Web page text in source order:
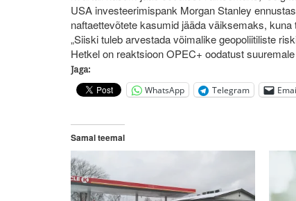
USA investeerimispank Morgan Stanley
naftaettevõtete kasumid jääda väiksemaks,
„Siiski tuleb arvestada võimalike geopoliitiliste
Hetkel on reaktsioon OPEC+ oodatust
Jaga:
WhatsApp Telegram
Samal teemal